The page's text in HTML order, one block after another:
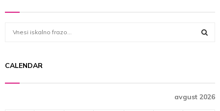
c
CALENDAR
avgust 2026